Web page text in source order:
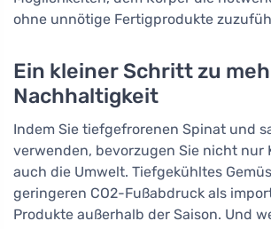
ohne unnötige Fertigprodukte
Ein kleiner Schritt zu
Nachhaltigkeit
Indem Sie tiefgefrorenen Spinat und
verwenden, bevorzugen Sie nicht nur
auch die Umwelt. Tiefgekühltes
geringeren CO2-Fußabdruck als
Produkte außerhalb der Saison. Und